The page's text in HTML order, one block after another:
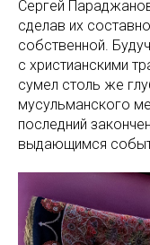
Сергей
сделав их
собственной.
с христианскими
сумел столь же
мусульманского
последний
выдающимся